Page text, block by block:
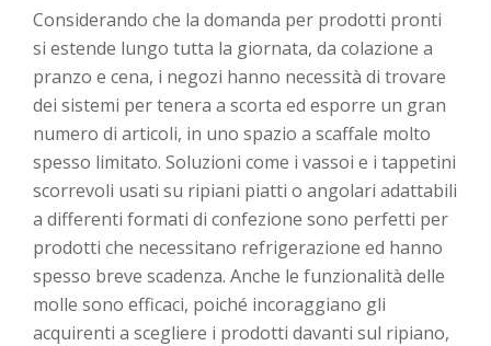
Considerando che la domanda per prodotti pronti
si estende lungo tutta la giornata, da colazione a
pranzo e cena, i negozi hanno necessità di trovare
dei sistemi per tenera a scorta ed esporre un gran
numero di articoli, in uno spazio a scaffale molto
spesso limitato. Soluzioni come i vassoi e i tappetini
scorrevoli usati su ripiani piatti o angolari adattabili
a differenti formati di confezione sono perfetti per
prodotti che necessitano refrigerazione ed hanno
spesso breve scadenza. Anche le funzionalità delle
molle sono efficaci, poiché incoraggiano gli
acquirenti a scegliere i prodotti davanti sul ripiano,